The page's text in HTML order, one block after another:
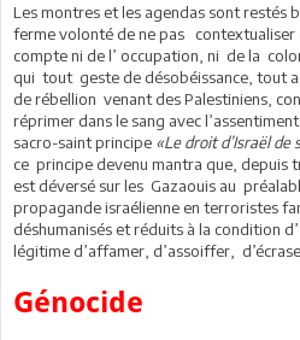
Les montres et les agendas sont restés
ferme volonté de ne pas
compte ni de l’ occupation, ni de la
qui tout geste de désobéissance, tout
de rébellion venant des Palestiniens,
réprimer dans le sang avec
sacro-saint principe «Le droit d’Israël de
ce principe devenu mantra que, depuis
est déversé sur les Gazaouis au
propagande israélienne en terroristes
déshumanisés et réduits à la condition
légitime d’affamer, d’assoiffer,
Génocide